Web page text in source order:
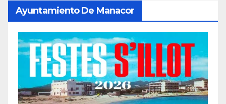
Ayuntamiento De Manacor